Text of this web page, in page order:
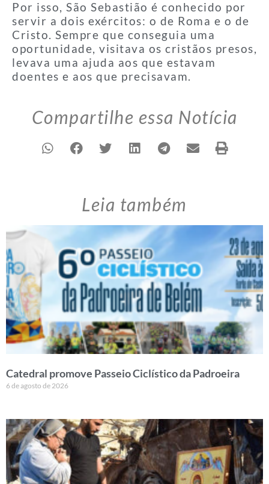
Por isso, São Sebastião é conhecido por
servir a dois exércitos: o de Roma e o de
Cristo. Sempre que conseguia uma
oportunidade, visitava os cristãos presos,
levava uma ajuda aos que estavam
doentes e aos que precisavam.
Compartilhe essa Notícia
Leia também
Catedral promove Passeio Ciclístico da Padroeira
6 de agosto de 2026